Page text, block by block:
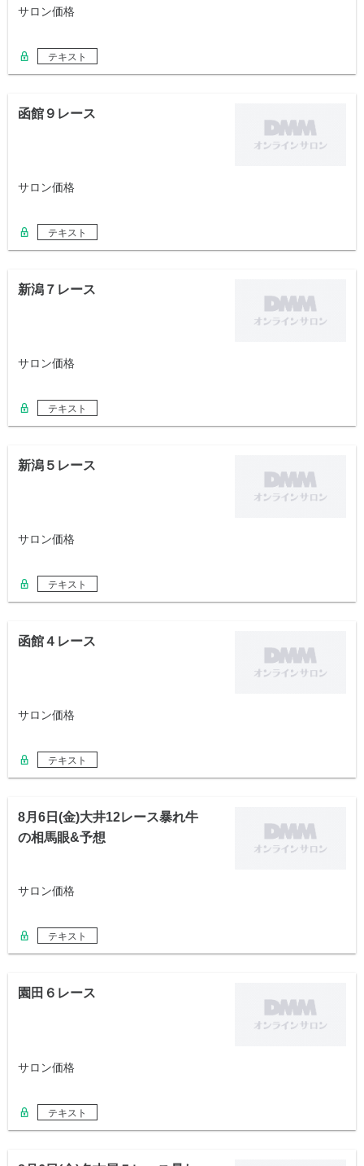
サロン価格
テキスト
函館９レース
サロン価格
テキスト
新潟７レース
サロン価格
テキスト
新潟５レース
サロン価格
テキスト
函館４レース
サロン価格
テキスト
8月6日(金)大井12レース暴れ牛
の相馬眼&予想
サロン価格
テキスト
園田６レース
サロン価格
テキスト